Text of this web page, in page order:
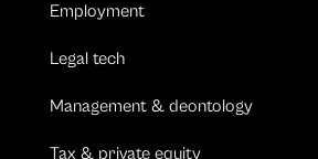
Employment
Legal tech
Management & deontology
Tax & private equity